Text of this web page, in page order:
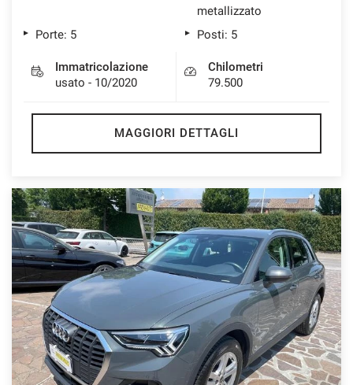
metallizzato
Porte: 5
Posti: 5
Immatricolazione
usato - 10/2020
Chilometri
79.500
MAGGIORI DETTAGLI